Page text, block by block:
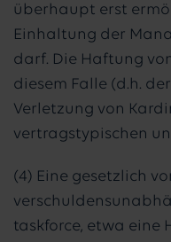
überhaupt erst
Einhaltung der
darf. Die Haftung
diesem Falle (d.h.
Verletzung von
vertragstypischen
(4) Eine gesetzlich
taskforce, etwa eine